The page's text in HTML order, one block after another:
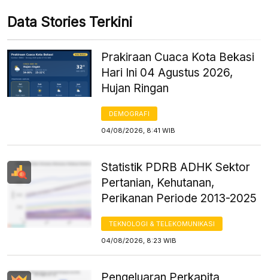
Data Stories Terkini
Prakiraan Cuaca Kota Bekasi
Hari Ini 04 Agustus 2026,
Hujan Ringan
DEMOGRAFI
04/08/2026, 8:41 WIB
Statistik PDRB ADHK Sektor
Pertanian, Kehutanan,
Perikanan Periode 2013-2025
TEKNOLOGI & TELEKOMUNIKASI
04/08/2026, 8:23 WIB
Pengeluaran Perkapita